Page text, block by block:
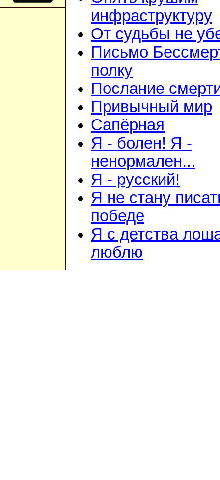
инфраструктуру
От судьбы не
Письмо
полку
Послание
Привычный мир
Сапёрная
Я - болен! Я -
ненормален...
Я - русский!
Я не стану
победе
Я с детства
люблю